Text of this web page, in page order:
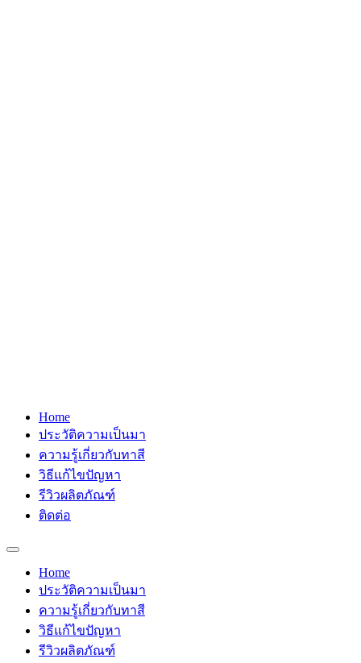
Home
ประวัติความเป็นมา
ความรู้เกี่ยวกับทาสี
วิธีแก้ไขปัญหา
รีวิวผลิตภัณฑ์
ติดต่อ
Home
ประวัติความเป็นมา
ความรู้เกี่ยวกับทาสี
วิธีแก้ไขปัญหา
รีวิวผลิตภัณฑ์